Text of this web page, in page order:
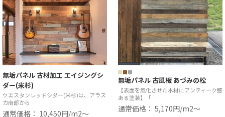
無垢パネル 古材加工 エイジングシ
ダー(米杉)
ウエスタンレッドシダー(米杉)は、アラス
カ南部から…
通常価格： 10,450円/m2〜
無垢パネル 古風板 あづみの松
【表面を風化させた木材にアンティーク感
ある塗装】「…
通常価格： 5,170円/m2〜